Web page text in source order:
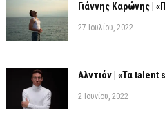
Γιάννης Καρώνης |
27 Ιουλίου, 2022
Αλντιόν | «Τα talent
2 Ιουνίου, 2022